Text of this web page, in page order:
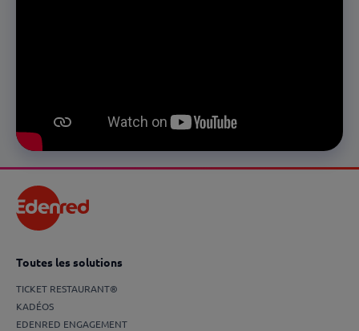
Toutes les solutions
TICKET RESTAURANT®
KADÉOS
EDENRED ENGAGEMENT